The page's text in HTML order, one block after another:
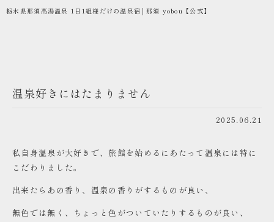
栃木県那須高湯温泉 1日1組様だけの温泉宿│那須 yobou【公式】
温泉好きにはたまりません
2025.06.21
私自身温泉が大好きで、旅館を始めるにあたって温泉には特に
こだわりました。
出来たらあの香り、温泉の香りがするものが良い、
無色では無く、ちょっと色がついていたりするものが良い、